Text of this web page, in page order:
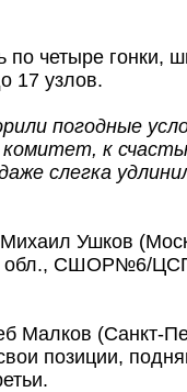
по четыре гонки,
17 узлов.
погодные
к
слегка
Ушков
обл., СШОР№6/
Малков (Санкт-
позиции,